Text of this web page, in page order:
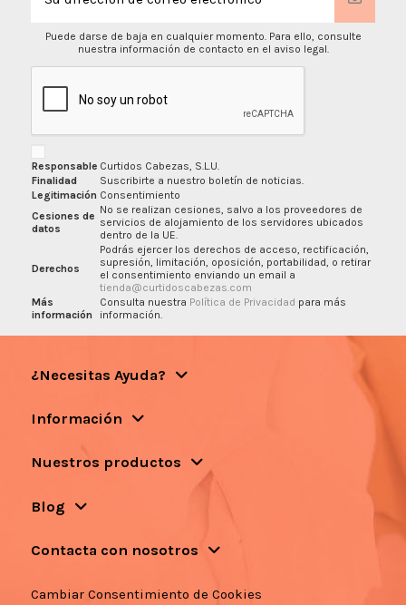
Puede darse de baja en cualquier momento. Para ello, consulte
nuestra información de contacto en el aviso legal.
Responsable Curtidos Cabezas, S.L.U.
Finalidad
Suscribirte a nuestro boletín de noticias.
Legitimación Consentimiento
Cesiones de
datos
No se realizan cesiones, salvo a los proveedores de
servicios de alojamiento de los servidores ubicados
dentro de la UE.
Derechos
Podrás ejercer los derechos de acceso, rectificación,
supresión, limitación, oposición, portabilidad, o retirar
el consentimiento enviando un email a
tienda@curtidoscabezas.com
Más
información
Consulta nuestra Política de Privacidad para más
información.
¿Necesitas Ayuda?
Información
Nuestros productos
Blog
Contacta con nosotros
Cambiar Consentimiento de Cookies